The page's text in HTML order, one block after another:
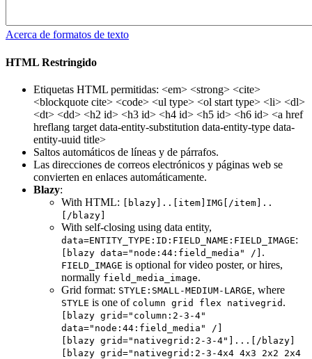
Acerca de formatos de texto
HTML Restringido
Etiquetas HTML permitidas: <em> <strong> <cite>
<blockquote cite> <code> <ul type> <ol start type> <li> <dl>
<dt> <dd> <h2 id> <h3 id> <h4 id> <h5 id> <h6 id> <a href
hreflang target data-entity-substitution data-entity-type data-
entity-uuid title>
Saltos automáticos de líneas y de párrafos.
Las direcciones de correos electrónicos y páginas web se
convierten en enlaces automáticamente.
Blazy:
With HTML:
[blazy]..[item]IMG[/item]..
[/blazy]
With self-closing using data entity,
data=ENTITY_TYPE:ID:FIELD_NAME:FIELD_IMAGE:
[blazy data="node:44:field_media" /] .
FIELD_IMAGE is optional for video poster, or hires,
normally field_media_image.
Grid format: STYLE:SMALL-MEDIUM-LARGE, where
STYLE is one of column grid flex nativegrid .
[blazy grid="column:2-3-4"
data="node:44:field_media" /]
[blazy grid="nativegrid:2-3-4"]...[/blazy]
[blazy grid="nativegrid:2-3-4x4 4x3 2x2 2x4